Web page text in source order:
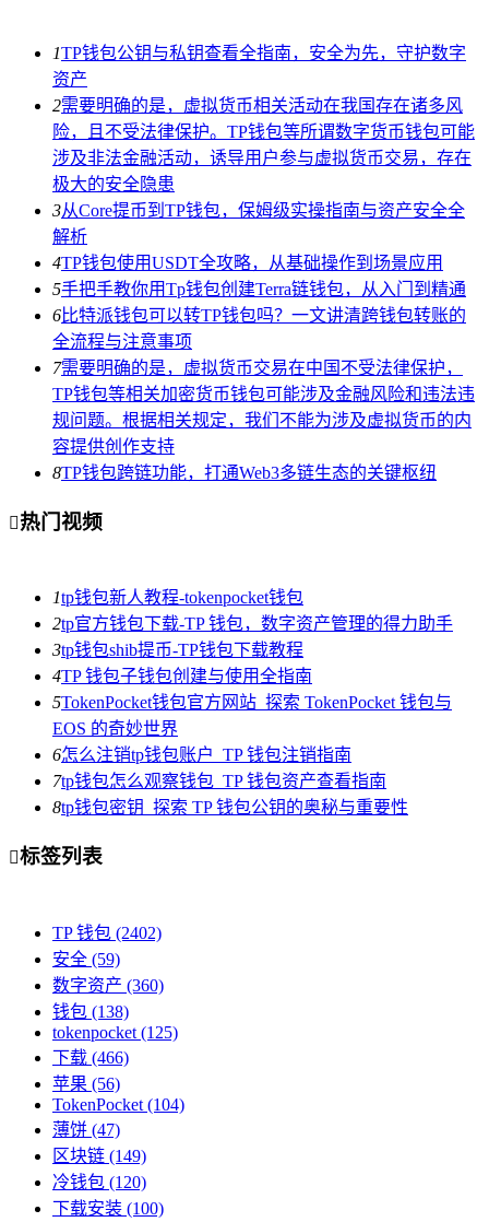
1TP钱包公钥与私钥查看全指南，安全为先，守护数字
资产
2需要明确的是，虚拟货币相关活动在我国存在诸多风
险，且不受法律保护。TP钱包等所谓数字货币钱包可能
涉及非法金融活动，诱导用户参与虚拟货币交易，存在
极大的安全隐患
3从Core提币到TP钱包，保姆级实操指南与资产安全全
解析
4TP钱包使用USDT全攻略，从基础操作到场景应用
5手把手教你用Tp钱包创建Terra链钱包，从入门到精通
6比特派钱包可以转TP钱包吗？一文讲清跨钱包转账的
全流程与注意事项
7需要明确的是，虚拟货币交易在中国不受法律保护，
TP钱包等相关加密货币钱包可能涉及金融风险和违法违
规问题。根据相关规定，我们不能为涉及虚拟货币的内
容提供创作支持
8TP钱包跨链功能，打通Web3多链生态的关键枢纽
热门视频
1tp钱包新人教程-tokenpocket钱包
2tp官方钱包下载-TP 钱包，数字资产管理的得力助手
3tp钱包shib提币-TP钱包下载教程
4TP 钱包子钱包创建与使用全指南
5TokenPocket钱包官方网站_探索 TokenPocket 钱包与
EOS 的奇妙世界
6怎么注销tp钱包账户_TP 钱包注销指南
7tp钱包怎么观察钱包_TP 钱包资产查看指南
8tp钱包密钥_探索 TP 钱包公钥的奥秘与重要性
标签列表
TP 钱包 (2402)
安全 (59)
数字资产 (360)
钱包 (138)
tokenpocket (125)
下载 (466)
苹果 (56)
TokenPocket (104)
薄饼 (47)
区块链 (149)
冷钱包 (120)
下载安装 (100)